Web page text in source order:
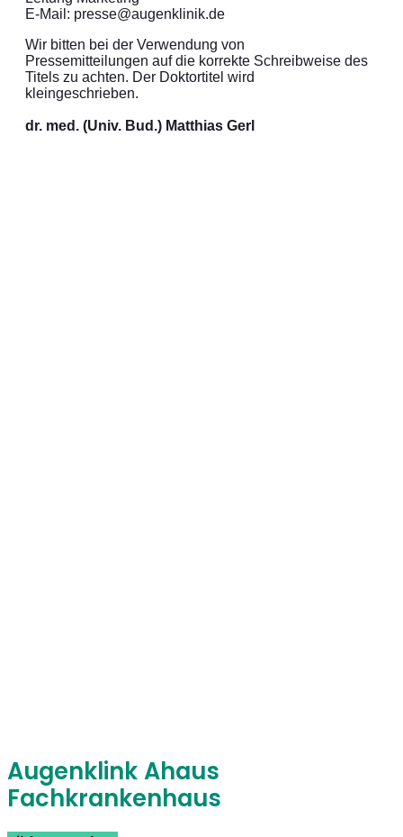
E-Mail: presse@augenklinik.de
Wir bitten bei der Verwendung von
Pressemitteilungen auf die korrekte Schreibweise des
Titels zu achten. Der Doktortitel wird
kleingeschrieben.
dr. med. (Univ. Bud.) Matthias Gerl
Augenklink Ahaus
Fachkrankenhaus